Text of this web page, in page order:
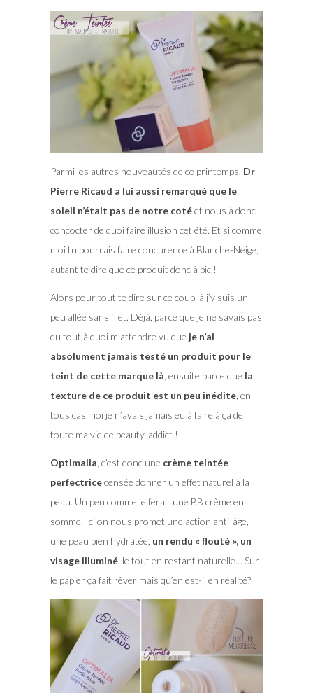
Parmi les autres nouveautés de ce printemps, Dr
Pierre Ricaud a lui aussi remarqué que le
soleil n’était pas de notre cotéet nous à donc
concocter de quoi faire illusion cet été. Et si comme
moi tu pourrais faire concurence à Blanche-Neige,
autant te dire que ce produit donc à pic !
Alors pour tout te dire sur ce coup là j’y suis un
peu allée sans filet. Déjà, parce que je ne savais pas
du tout à quoi m’attendre vu que je n’ai
absolument jamais testé un produit pour le
teint de cette marque là , ensuite parce que la
texture de ce produit est un peu inédite, en
tous cas moi je n’avais jamais eu à faire à ça de
toute ma vie de beauty-addict !
Optimalia , c’est donc une crème teintée
perfectricecensée donner un effet naturel à la
peau. Un peu comme le ferait une BB crème en
somme. Ici on nous promet une action anti-âge,
une peau bien hydratée, un rendu « flouté », un
visage illuminé, le tout en restant naturelle… Sur
le papier ça fait rêver mais qu’en est-il en réalité?